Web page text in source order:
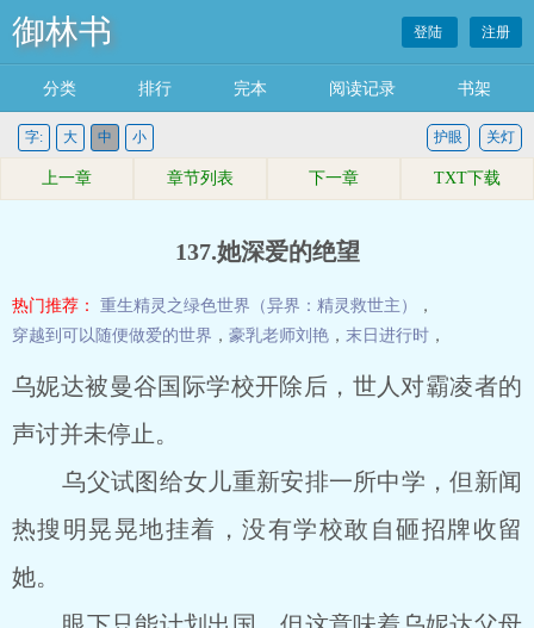
御林书 登陆 注册
分类 排行 完本 阅读记录 书架
字: 大 中 小 关灯
护眼
上一章 章节列表 下一章 TXT下载
137.她深爱的绝望
热门推荐： 重生精灵之绿色世界（异界：精灵救世主）
，
穿越到可以随便做爱的世界 ， 豪乳老师刘艳 ， 末日进行时 ，
乌妮达被曼谷国际学校开除后，世人对霸凌者的
声讨并未停止。
乌父试图给女儿重新安排一所中学，但新闻
热搜明晃晃地挂着，没有学校敢自砸招牌收留
她。